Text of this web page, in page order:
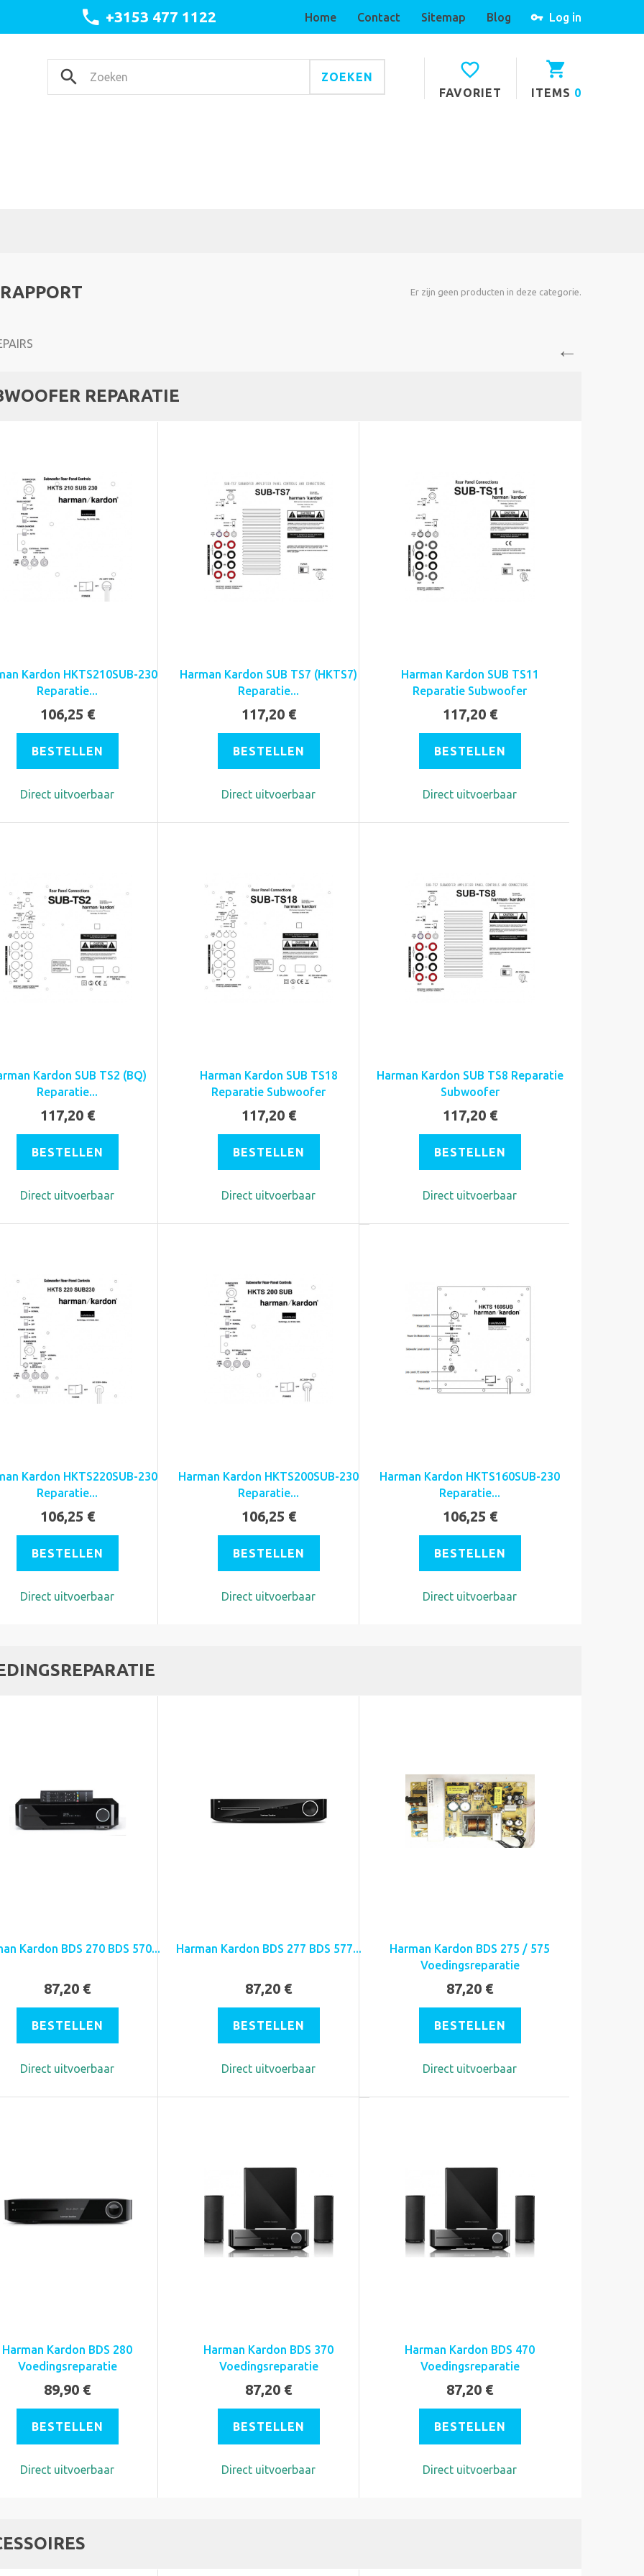
Log in
Home Contact Sitemap Blog
+3153 477 1122
ITEMS 0
FAVORIET
ZOEKEN
Er zijn geen producten in deze categorie.
REPARATIE
Kardon HKTS210SUB-230
Reparatie...
106,25 €
BESTELLEN
Direct uitvoerbaar
Harman Kardon SUB TS7 (HKTS7)
Reparatie...
117,20 €
BESTELLEN
Direct uitvoerbaar
Harman Kardon SUB TS11
Reparatie Subwoofer
117,20 €
BESTELLEN
Direct uitvoerbaar
Kardon SUB TS2 (BQ)
Reparatie...
117,20 €
BESTELLEN
Direct uitvoerbaar
Harman Kardon SUB TS18
Reparatie Subwoofer
117,20 €
BESTELLEN
Direct uitvoerbaar
Harman Kardon SUB TS8 Reparatie
Subwoofer
117,20 €
BESTELLEN
Direct uitvoerbaar
Kardon HKTS220SUB-230
Reparatie...
106,25 €
BESTELLEN
Direct uitvoerbaar
Harman Kardon HKTS200SUB-230
Reparatie...
106,25 €
BESTELLEN
Direct uitvoerbaar
Harman Kardon HKTS160SUB-230
Reparatie...
106,25 €
BESTELLEN
Direct uitvoerbaar
Kardon BDS 270 BDS 570...
87,20 €
BESTELLEN
Direct uitvoerbaar
Harman Kardon BDS 277 BDS 577...
87,20 €
BESTELLEN
Direct uitvoerbaar
Harman Kardon BDS 275 / 575
Voedingsreparatie
87,20 €
BESTELLEN
Direct uitvoerbaar
Harman Kardon BDS 280
Voedingsreparatie
89,90 €
BESTELLEN
Direct uitvoerbaar
Harman Kardon BDS 370
Voedingsreparatie
87,20 €
BESTELLEN
Direct uitvoerbaar
Harman Kardon BDS 470
Voedingsreparatie
87,20 €
BESTELLEN
Direct uitvoerbaar